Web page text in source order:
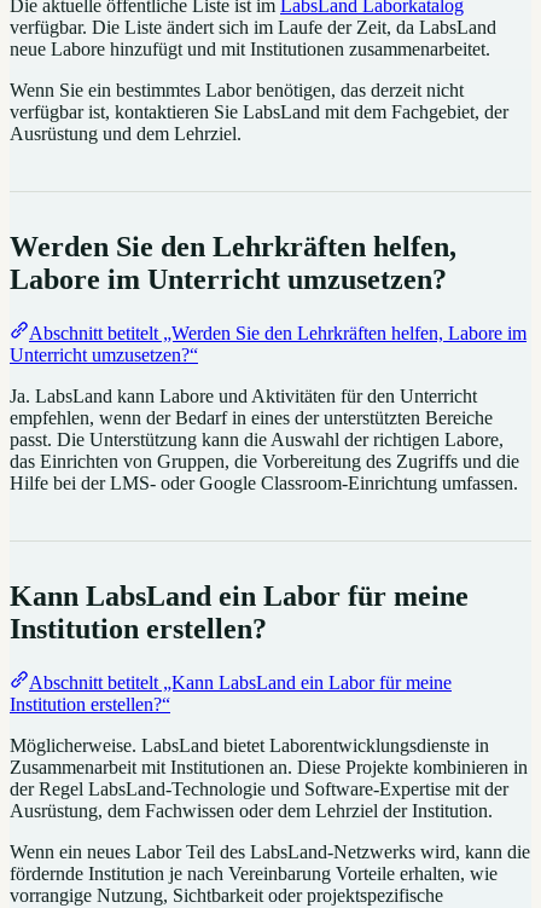
Die aktuelle öffentliche Liste ist im LabsLand Laborkatalog
verfügbar. Die Liste ändert sich im Laufe der Zeit, da LabsLand
neue Labore hinzufügt und mit Institutionen zusammenarbeitet.
Wenn Sie ein bestimmtes Labor benötigen, das derzeit nicht
verfügbar ist, kontaktieren Sie LabsLand mit dem Fachgebiet, der
Ausrüstung und dem Lehrziel.
Werden Sie den Lehrkräften helfen,
Labore im Unterricht umzusetzen?
Abschnitt betitelt „Werden Sie den Lehrkräften helfen, Labore im
Unterricht umzusetzen?“
Ja. LabsLand kann Labore und Aktivitäten für den Unterricht
empfehlen, wenn der Bedarf in eines der unterstützten Bereiche
passt. Die Unterstützung kann die Auswahl der richtigen Labore,
das Einrichten von Gruppen, die Vorbereitung des Zugriffs und die
Hilfe bei der LMS- oder Google Classroom-Einrichtung umfassen.
Kann LabsLand ein Labor für meine
Institution erstellen?
Abschnitt betitelt „Kann LabsLand ein Labor für meine
Institution erstellen?“
Möglicherweise. LabsLand bietet Laborentwicklungsdienste in
Zusammenarbeit mit Institutionen an. Diese Projekte kombinieren in
der Regel LabsLand-Technologie und Software-Expertise mit der
Ausrüstung, dem Fachwissen oder dem Lehrziel der Institution.
Wenn ein neues Labor Teil des LabsLand-Netzwerks wird, kann die
fördernde Institution je nach Vereinbarung Vorteile erhalten, wie
vorrangige Nutzung, Sichtbarkeit oder projektspezifische